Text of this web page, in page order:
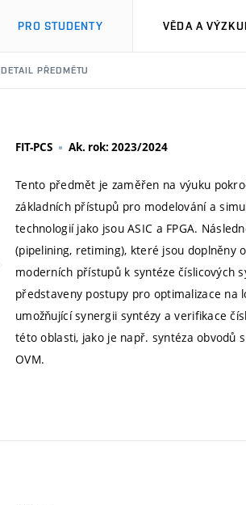
PRO STUDENTY VĚDA A
DETAIL PŘEDMĚTU
FIT-PCS Ak. rok: 2023/2024
Tento předmět je zaměřen na výuku
základních přístupů pro modelování a
technologií jako jsou ASIC a FPGA.
(pipelining, retiming), které jsou doplněny
moderních přístupů k syntéze číslicových
představeny postupy pro optimalizace na
umožňující synergii syntézy a verifikace
této oblasti, jako je např. syntéza obvodů
OVM.